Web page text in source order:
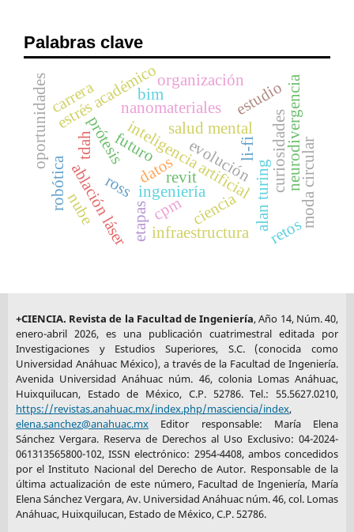
Palabras clave
inteligencia artificialalan turing
ross
evolución curiosidades
datos
ciencia
futuro
prótesis
ingeniería
tdah neurodivergencia
salud mental
estrés académico
ablación láser
nanomateriales
infraestructura
etapas
revit
bim
cpm
estudio
organización
nube
robótica moda circular
carrera
oportunidades
retos
li-fi
+CIENCIA. Revista de la Facultad de Ingeniería, Año 14, Núm. 40,
enero-abril 2026, es una publicación cuatrimestral editada por
Investigaciones y Estudios Superiores, S.C. (conocida como
Universidad Anáhuac México), a través de la Facultad de Ingeniería.
Avenida Universidad Anáhuac núm. 46, colonia Lomas Anáhuac,
Huixquilucan, Estado de México, C.P. 52786. Tel.: 55.5627.0210,
https://revistas.anahuac.mx/index.php/masciencia/index,
elena.sanchez@anahuac.mxEditor responsable: María Elena
Sánchez Vergara. Reserva de Derechos al Uso Exclusivo: 04-2024-
061313565800-102, ISSN electrónico: 2954-4408, ambos concedidos
por el Instituto Nacional del Derecho de Autor. Responsable de la
última actualización de este número, Facultad de Ingeniería, María
Elena Sánchez Vergara, Av. Universidad Anáhuac núm. 46, col. Lomas
Anáhuac, Huixquilucan, Estado de México, C.P. 52786.